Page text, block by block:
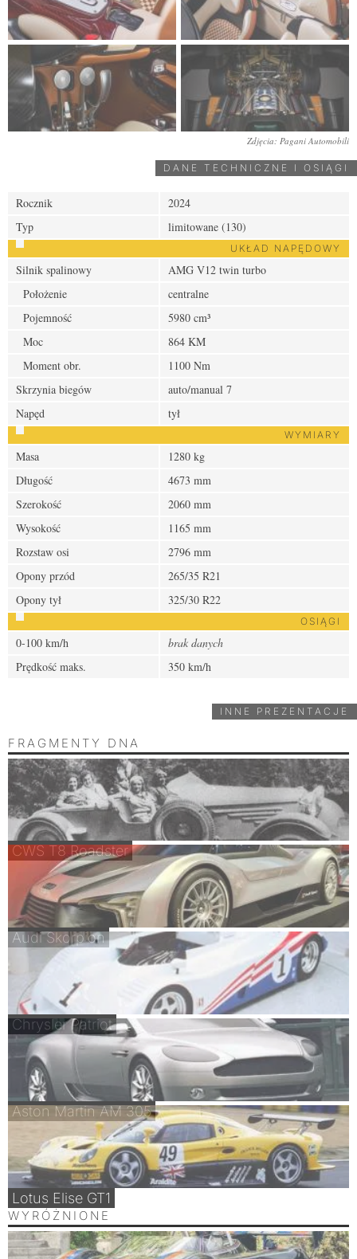
Zdjęcia: Pagani Automobili
DANE TECHNICZNE I OSIĄGI
Rocznik
2024
Typ
limitowane (130)
UKŁAD NAPĘDOWY
Silnik spalinowy
AMG V12 twin turbo
Położenie
centralne
Pojemność
5980 cm³
Moc
864 KM
Moment obr.
1100 Nm
Skrzynia biegów
auto/manual 7
Napęd
tył
WYMIARY
Masa
1280 kg
Długość
4673 mm
Szerokość
2060 mm
Wysokość
1165 mm
Rozstaw osi
2796 mm
Opony przód
265/35 R21
Opony tył
325/30 R22
OSIĄGI
0-100 km/h
brak danych
Prędkość maks.
350 km/h
INNE PREZENTACJE
FRAGMENTY DNA
CWS T8 Roadster
Audi Skorpion
Chrysler Patriot
Aston Martin AM 305
Lotus Elise GT1
WYRÓŻNIONE